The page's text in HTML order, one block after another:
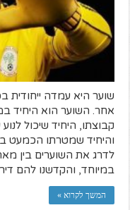
שוער היא עמדה ייחודית
אחר. השוער הוא היחיד
קבוצתו, היחיד שיכול
והיחיד שמטרתו הכמעט
לדרג את השוערים בין
במיוחד, והקדשנו להם
המשך לקרוא »